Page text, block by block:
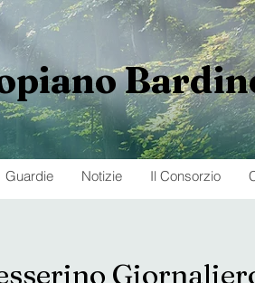
Guardie Notizie Il Consorzio